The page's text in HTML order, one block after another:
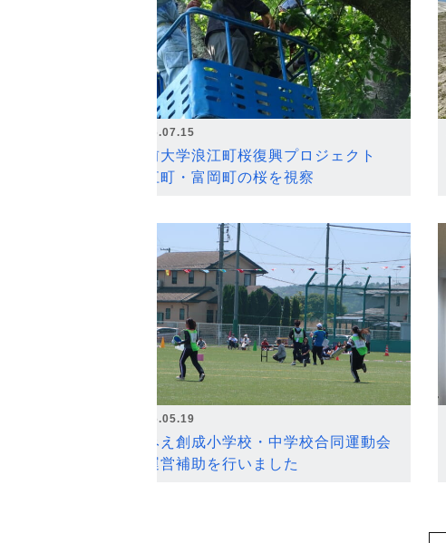
2026.07.15
弘前大学浪江町桜復興プロジェクト
浪江町・富岡町の桜を視察
2026.05.19
なみえ創成小学校・中学校合同運動会
の運営補助を行いました